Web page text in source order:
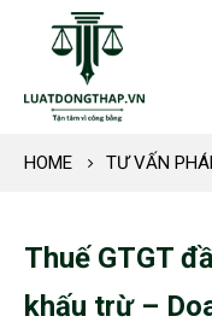
HOME TƯ VẤN
Thuế GTGT
khấu trừ –